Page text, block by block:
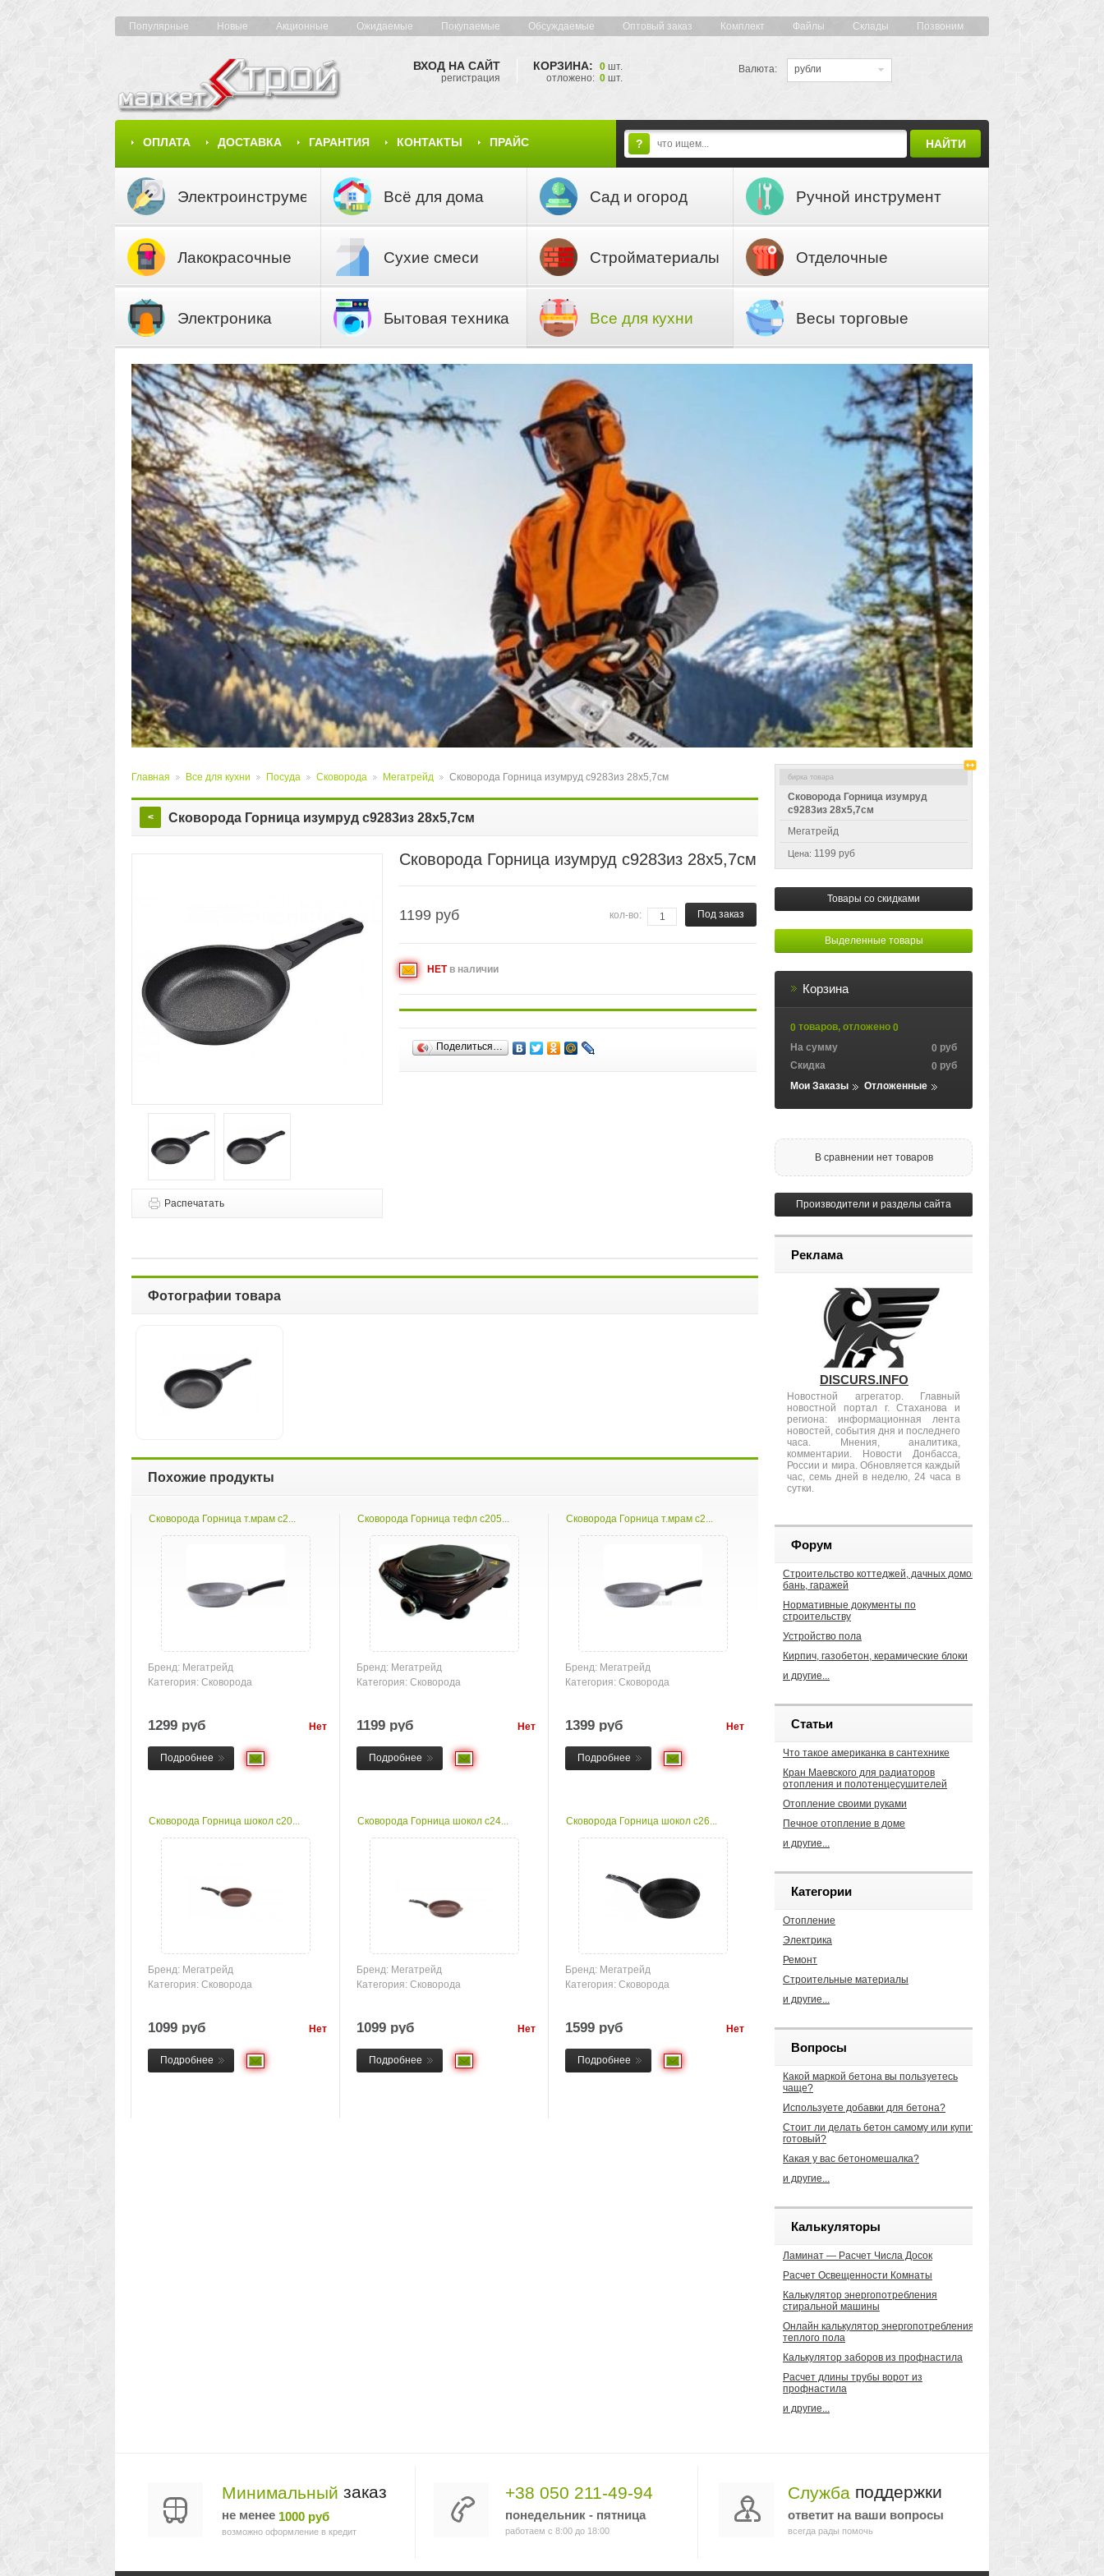
Популярные Новые Акционные Ожидаемые Покупаемые Обсуждаемые Оптовый заказ Комплект Файлы Склады Позвоним
Валюта: рубли
? НАЙТИ
ОПЛАТА ДОСТАВКА ГАРАНТИЯ КОНТАКТЫ ПРАЙС
КАРТА САЙТА
КОРЗИНА: 0 шт.
отложено: 0 шт.
ВХОД НА САЙТ
регистрация
Электроинструмент Всё для дома Сад и огород Ручной инструмент
Лакокрасочные
Сухие смеси Стройматериалы
Отделочные
Электроника Бытовая техника Все для кухни Весы торговые
Главная Все для кухни Посуда Сковорода Мегатрейд Сковорода Горница изумруд с9283из 28х5,7см
< Сковорода Горница изумруд с9283из 28х5,7см
Распечатать
Сковорода Горница изумруд с9283из 28х5,7см
1199 руб Под заказ
кол-во:
НЕТ в наличии
Поделиться…
Фотографии товара
Похожие продукты
Сковорода Горница т.мрам с2...
Бренд: Мегатрейд
Категория: Сковорода
1299 руб Нет
Подробнее
Сковорода Горница тефл с205...
Бренд: Мегатрейд
Категория: Сковорода
1199 руб Нет
Подробнее
Сковорода Горница т.мрам с2...
Бренд: Мегатрейд
Категория: Сковорода
1399 руб Нет
Подробнее
Сковорода Горница шокол с20...
Бренд: Мегатрейд
Категория: Сковорода
1099 руб Нет
Подробнее
Сковорода Горница шокол с24...
Бренд: Мегатрейд
Категория: Сковорода
1099 руб Нет
Подробнее
Сковорода Горница шокол с26...
Бренд: Мегатрейд
Категория: Сковорода
1599 руб Нет
Подробнее
Сковорода Горница изумруд
с9283из 28х5,7см
Мегатрейд
Цена: 1199 руб
Товары со скидками
Выделенные товары
Корзина
0 товаров, отложено 0
На сумму
0 руб
Скидка
0 руб
Мои Заказы
Отложенные
В сравнении нет товаров
Производители и разделы сайта
Реклама
DISCURS.INFO
Новостной агрегатор. Главный
новостной портал г. Стаханова и
региона: информационная лента
новостей, события дня и последнего
часа. Мнения, аналитика,
комментарии. Новости Донбасса,
России и мира. Обновляется каждый
час, семь дней в неделю, 24 часа в
сутки.
Форум
Строительство коттеджей, дачных домов,
бань, гаражей
Нормативные документы по
строительству
Устройство пола
Кирпич, газобетон, керамические блоки
и другие...
Статьи
Что такое американка в сантехнике
Кран Маевского для радиаторов
отопления и полотенцесушителей
Отопление своими руками
Печное отопление в доме
и другие...
Категории
Отопление
Электрика
Ремонт
Строительные материалы
и другие...
Вопросы
Какой маркой бетона вы пользуетесь
чаще?
Используете добавки для бетона?
Стоит ли делать бетон самому или купить
готовый?
Какая у вас бетономешалка?
и другие...
Калькуляторы
Ламинат — Расчет Числа Досок
Расчет Освещенности Комнаты
Калькулятор энергопотребления
стиральной машины
Онлайн калькулятор энергопотребления
теплого пола
Калькулятор заборов из профнастила
Расчет длины трубы ворот из
профнастила
и другие...
Минимальный заказ
не менее 1000 руб
возможно оформление в кредит
+38 050 211-49-94
понедельник - пятница
работаем с 8:00 до 18:00
Служба поддержки
ответит на ваши вопросы
всегда рады помочь